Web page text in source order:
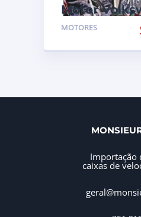
Motor
Passat 2.0
2008, de
BMM
MOTORES
Importação
caixas de